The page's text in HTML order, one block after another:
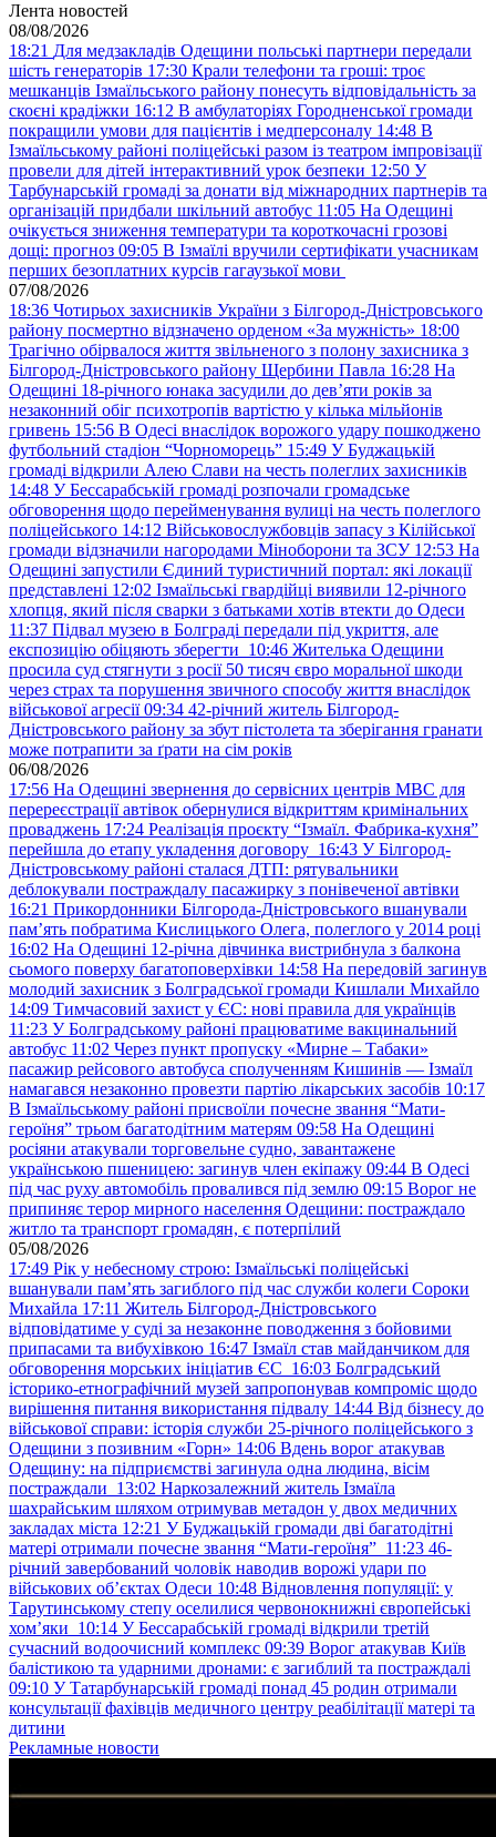
Лента новостей
08/08/2026
18:21 Для медзакладів Одещини польські партнери передали
шість генераторів 17:30 Крали телефони та гроші: троє
мешканців Ізмаїльського району понесуть відповідальність за
скоєні крадіжки 16:12 В амбулаторіях Городненської громади
покращили умови для пацієнтів і медперсоналу 14:48 В
Ізмаїльському районі поліцейські разом із театром імпровізації
провели для дітей інтерактивний урок безпеки 12:50 У
Тарбунарській громаді за донати від міжнародних партнерів та
організацій придбали шкільний автобус 11:05 На Одещині
очікується зниження температури та короткочасні грозові
дощі: прогноз 09:05 В Ізмаїлі вручили сертифікати учасникам
перших безоплатних курсів гагаузької мови
07/08/2026
18:36 Чотирьох захисників України з Білгород-Дністровського
району посмертно відзначено орденом «За мужність» 18:00
Трагічно обірвалося життя звільненого з полону захисника з
Білгород-Дністровського району Щербини Павла 16:28 На
Одещині 18-річного юнака засудили до дев’яти років за
незаконний обіг психотропів вартістю у кілька мільйонів
гривень 15:56 В Одесі внаслідок ворожого удару пошкоджено
футбольний стадіон “Чорноморець” 15:49 У Буджацькій
громаді відкрили Алею Слави на честь полеглих захисників
14:48 У Бессарабській громаді розпочали громадське
обговорення щодо перейменування вулиці на честь полеглого
поліцейського 14:12 Військовослужбовців запасу з Кілійської
громади відзначили нагородами Міноборони та ЗСУ 12:53 На
Одещині запустили Єдиний туристичний портал: які локації
представлені 12:02 Ізмаїльські гвардійці виявили 12-річного
хлопця, який після сварки з батьками хотів втекти до Одеси
11:37 Підвал музею в Болграді передали під укриття, але
експозицію обіцяють зберегти 10:46 Жителька Одещини
просила суд стягнути з росії 50 тисяч євро моральної шкоди
через страх та порушення звичного способу життя внаслідок
військової агресії 09:34 42-річний житель Білгород-
Дністровського району за збут пістолета та зберігання гранати
може потрапити за ґрати на сім років
06/08/2026
17:56 На Одещині звернення до сервісних центрів МВС для
перереєстрації автівок обернулися відкриттям кримінальних
проваджень 17:24 Реалізація проєкту “Ізмаїл. Фабрика-кухня”
перейшла до етапу укладення договору 16:43 У Білгород-
Дністровському районі сталася ДТП: рятувальники
деблокували постраждалу пасажирку з понівеченої автівки
16:21 Прикордонники Білгорода-Дністровського вшанували
пам’ять побратима Кислицького Олега, полеглого у 2014 році
16:02 На Одещині 12-річна дівчинка вистрибнула з балкона
сьомого поверху багатоповерхівки 14:58 На передовій загинув
молодий захисник з Болградської громади Кишлали Михайло
14:09 Тимчасовий захист у ЄС: нові правила для українців
11:23 У Болградському районі працюватиме вакцинальний
автобус 11:02 Через пункт пропуску «Мирне – Табаки»
пасажир рейсового автобуса сполученням Кишинів — Ізмаїл
намагався незаконно провезти партію лікарських засобів 10:17
В Ізмаїльському районі присвоїли почесне звання “Мати-
героїня” трьом багатодітним матерям 09:58 На Одещині
росіяни атакували торговельне судно, завантажене
українською пшеницею: загинув член екіпажу 09:44 В Одесі
під час руху автомобіль провалився під землю 09:15 Ворог не
припиняє терор мирного населення Одещини: постраждало
житло та транспорт громадян, є потерпілий
05/08/2026
17:49 Рік у небесному строю: Ізмаїльські поліцейські
вшанували пам’ять загиблого під час служби колеги Сороки
Михайла 17:11 Житель Білгород-Дністровського
відповідатиме у суді за незаконне поводження з бойовими
припасами та вибухівкою 16:47 Ізмаїл став майданчиком для
обговорення морських ініціатив ЄС 16:03 Болградський
історико-етнографічний музей запропонував компроміс щодо
вирішення питання використання підвалу 14:44 Від бізнесу до
військової справи: історія служби 25-річного поліцейського з
Одещини з позивним «Горн» 14:06 Вдень ворог атакував
Одещину: на підприємстві загинула одна людина, вісім
постраждали 13:02 Наркозалежний житель Ізмаїла
шахрайським шляхом отримував метадон у двох медичних
закладах міста 12:21 У Буджацькій громади дві багатодітні
матері отримали почесне звання “Мати-героїня” 11:23 46-
річний завербований чоловік наводив ворожі удари по
військових обʼєктах Одеси 10:48 Відновлення популяції: у
Тарутинському степу оселилися червонокнижні європейські
хом’яки 10:14 У Бессарабській громаді відкрили третій
сучасний водоочисний комплекс 09:39 Ворог атакував Київ
балістикою та ударними дронами: є загиблий та постраждалі
09:10 У Татарбунарській громаді понад 45 родин отримали
консультації фахівців медичного центру реабілітації матері та
дитини
Рекламные новости